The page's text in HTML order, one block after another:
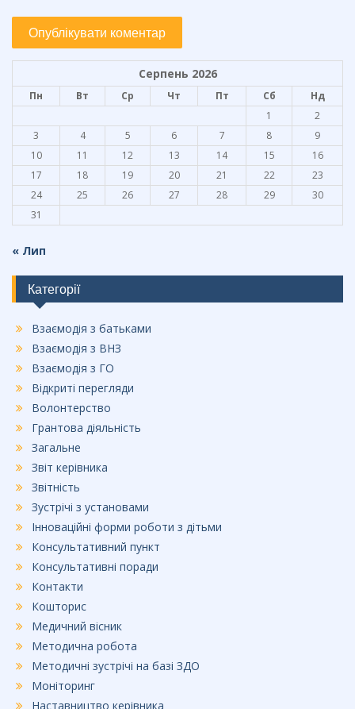
Серпень 2026
Пн Вт Ср Чт Пт Сб
Нд
1
2
3
4 5 6 7 8
9
10
11 12 13 14 15
16
17
18 19 20 21 22
23
24
25 26 27 28 29
30
31
« Лип
Категорії
Взаємодія з батьками
Взаємодія з ВНЗ
Взаємодія з ГО
Відкриті перегляди
Волонтерство
Грантова діяльність
Загальне
Звіт керівника
Звітність
Зустрічі з установами
Інноваційні форми роботи з дітьми
Консультативний пункт
Консультативні поради
Контакти
Кошторис
Медичний вісник
Методична робота
Методичні зустрічі на базі ЗДО
Моніторинг
Наставництво керівника